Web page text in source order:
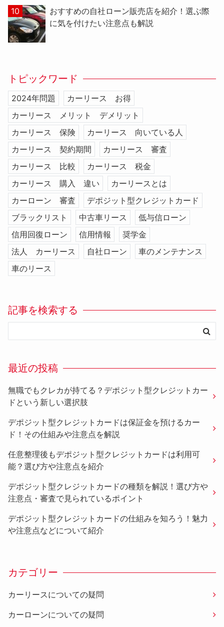
おすすめの自社ローン販売店を紹介！選ぶ際
に気を付けたい注意点も解説
トピックワード
2024年問題
カーリース お得
カーリース メリット デメリット
カーリース 保険
カーリース 向いている人
カーリース 契約期間
カーリース 審査
カーリース 比較
カーリース 税金
カーリース 購入 違い
カーリースとは
カーローン 審査
デポジット型クレジットカード
ブラックリスト
中古車リース
低与信ローン
信用回復ローン
信用情報
奨学金
法人 カーリース
自社ローン
車のメンテナンス
車のリース
記事を検索する
最近の投稿
無職でもクレカが持てる？デポジット型クレジットカー
ドという新しい選択肢
デポジット型クレジットカードは保証金を預けるカー
ド！その仕組みや注意点を解説
任意整理後もデポジット型クレジットカードは利用可
能？選び方や注意点を紹介
デポジット型クレジットカードの種類を解説！選び方や
注意点・審査で見られているポイント
デポジット型クレジットカードの仕組みを知ろう！魅力
や注意点などについて紹介
カテゴリー
カーリースについての疑問
カーローンについての疑問